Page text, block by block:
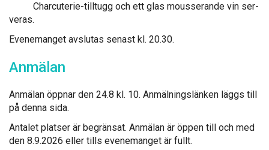
Charcu­te­rie-till­tugg och ett glas mous­se­ran­de vin ser­
ve­ras.
Eve­ne­man­get avs­lu­tas se­nast kl. 20.30.
An­mä­lan
An­mä­lan öpp­nar den 24.8 kl. 10. An­mäl­nings­län­ken läggs till
på den­na si­da.
An­ta­let plat­ser är begrän­sat. An­mä­lan är öp­pen till och med
den 8.9.2026 el­ler tills eve­ne­man­get är fullt.